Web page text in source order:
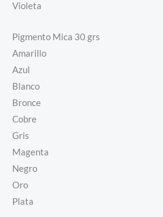
Violeta
Pigmento Mica 30 grs
Amarillo
Azul
Blanco
Bronce
Cobre
Gris
Magenta
Negro
Oro
Plata